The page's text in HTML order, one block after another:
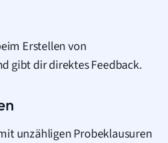
Erstellen von
gibt dir direktes Feedback.
unzähligen Probeklausuren